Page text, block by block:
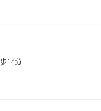
14分